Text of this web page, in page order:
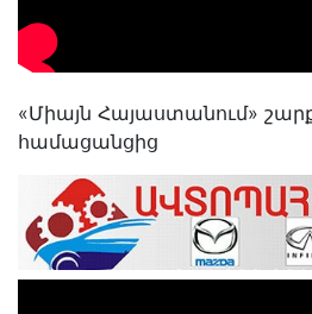
«Միայն Հայաստանում»
համացանցից